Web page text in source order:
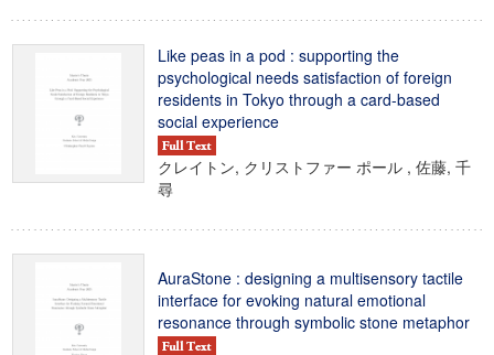
Like peas in a pod : supporting the
psychological needs satisfaction of foreign
residents in Tokyo through a card-based
social experience
クレイトン, クリストファー ポール , 佐藤, 千
尋
AuraStone : designing a multisensory tactile
interface for evoking natural emotional
resonance through symbolic stone metaphor